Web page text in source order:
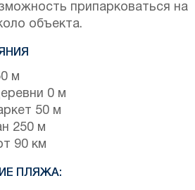
припарковаться на
объекта.
м
0 м
50 м
250 м
90 км
ПЛЯЖА: